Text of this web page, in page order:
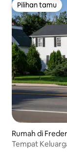
Pilihan tamu
Pilihan tamu
Rumah di
Tempat